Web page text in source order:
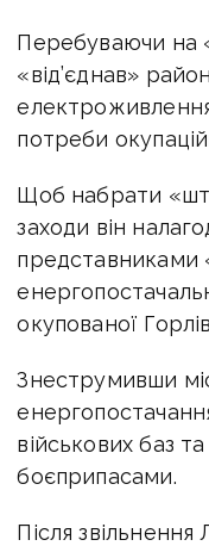
Перебуваючи на
«від’єднав»
потреби
Щоб набрати
заходи він
представниками
окупованої
Знеструмивши
військових баз
боєприпасами.
Після